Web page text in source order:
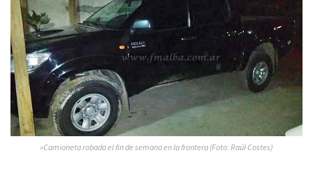
»Camioneta robada el fin de semana en la frontera (Foto: Raúl Costes)